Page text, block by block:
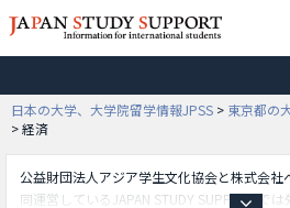
日本の大学、大学院留学情報JPSS > 東京都の
>経済
公益財団法人アジア学生文化協会と株式会
同運営しているJAPAN STUDY SUPPORTで